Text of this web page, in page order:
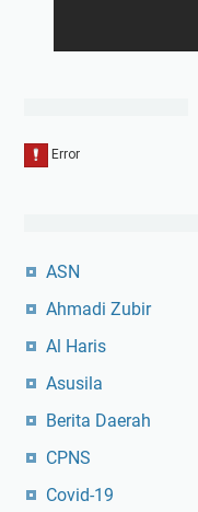
ASN
Ahmadi Zubir
Al Haris
Asusila
Berita Daerah
CPNS
Covid-19